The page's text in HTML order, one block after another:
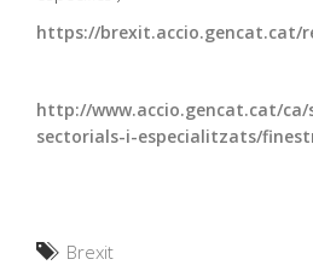
https://
http://www.accio.gencat.cat/
sectorials-i-especialitzats/
Brexit